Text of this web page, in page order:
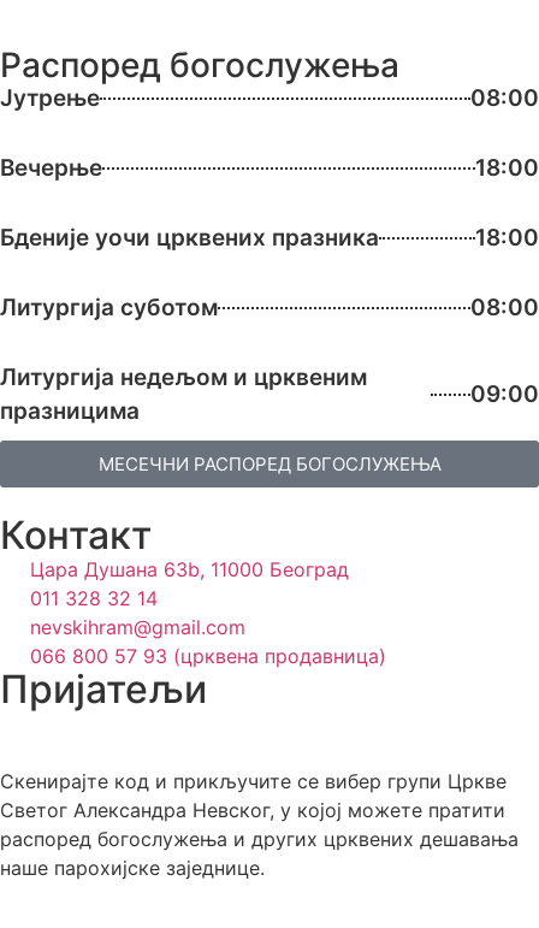
Распоред богослужења
Јутрење 08:00
Вечерње 18:00
Бденије уочи црквених празника 18:00
Литургија суботом 08:00
Литургија недељом и црквеним
празницима
09:00
МЕСЕЧНИ РАСПОРЕД БОГОСЛУЖЕЊА
Контакт
Цара Душана 63b, 11000 Београд
011 328 32 14
nevskihram@gmail.com
066 800 57 93 (црквена продавница)
Пријатељи
Скенирајте код и прикључите се вибер групи Цркве
Светог Александра Невског, у којој можете пратити
распоред богослужења и других црквених дешавања
наше парохијске заједнице.